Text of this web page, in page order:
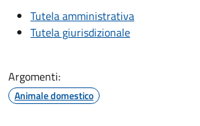
Tutela amministrativa
Tutela giurisdizionale
Argomenti:
Animale domestico